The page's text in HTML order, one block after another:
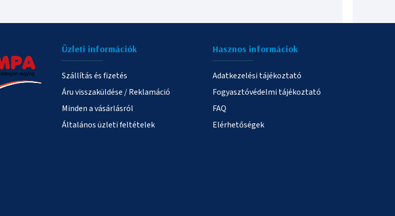
Üzleti információk
Szállítás és fizetés
Áru visszaküldése / Reklamáció
Minden a vásárlásról
Általános üzleti feltételek
Hasznos informáciok
Adatkezelési tájékoztató
Fogyasztóvédelmi tájékoztató
FAQ
Elérhetőségek